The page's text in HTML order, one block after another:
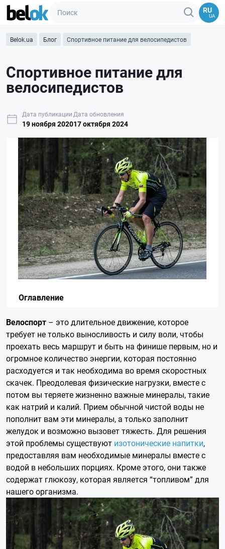
RU
UA
Belok.ua Блог Спортивное питание для велосипедистов
Спортивное питание для
велосипедистов
Дата публикации
19 ноября 2020
Дата обновления
17 октября 2024
Оглавление
Велоспорт – это длительное движение, которое
требует не только выносливость и силу воли, чтобы
проехать весь маршрут и быть на финише первым, но и
огромное количество энергии, которая постоянно
расходуется и так необходима во время скоростных
скачек. Преодолевая физические нагрузки, вместе с
потом вы теряете жизненно важные минералы, такие
как натрий и калий. Прием обычной чистой воды не
пополнит вам эти минералы, а только заполнит
желудок и возможно вызовет тяжесть. Для решения
этой проблемы существуют изотонические напитки,
предоставляя вам необходимые минералы вместе с
водой в небольших порциях. Кроме этого, они также
содержат глюкозу, которая является “топливом” для
нашего организма.